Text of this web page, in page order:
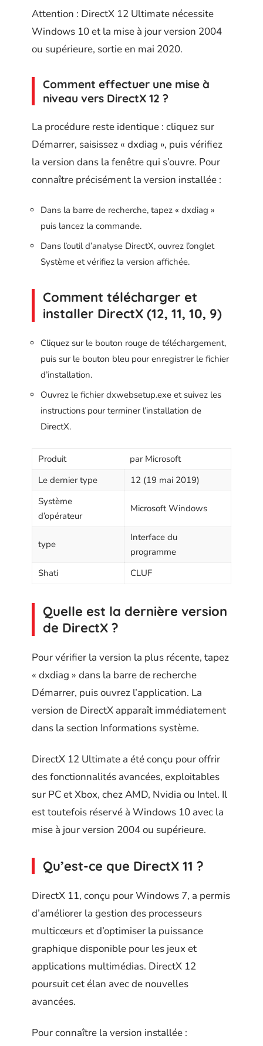
Attention : DirectX 12 Ultimate nécessite
Windows 10 et la mise à jour version 2004
ou supérieure, sortie en mai 2020.
Comment effectuer une mise à
niveau vers DirectX 12 ?
La procédure reste identique : cliquez sur
Démarrer, saisissez « dxdiag », puis vérifiez
la version dans la fenêtre qui s’ouvre. Pour
connaître précisément la version installée :
Dans la barre de recherche, tapez « dxdiag »
puis lancez la commande.
Dans l’outil d’analyse DirectX, ouvrez l’onglet
Système et vérifiez la version affichée.
Comment télécharger et
installer DirectX (12, 11, 10, 9)
Cliquez sur le bouton rouge de téléchargement,
puis sur le bouton bleu pour enregistrer le fichier
d’installation.
Ouvrez le fichier dxwebsetup.exe et suivez les
instructions pour terminer l’installation de
DirectX.
Produit
par Microsoft
Le dernier type
12 (19 mai 2019)
Système
d’opérateur
Microsoft Windows
type
Interface du
programme
Shati
CLUF
Quelle est la dernière version
de DirectX ?
Pour vérifier la version la plus récente, tapez
« dxdiag » dans la barre de recherche
Démarrer, puis ouvrez l’application. La
version de DirectX apparaît immédiatement
dans la section Informations système.
DirectX 12 Ultimate a été conçu pour offrir
des fonctionnalités avancées, exploitables
sur PC et Xbox, chez AMD, Nvidia ou Intel. Il
est toutefois réservé à Windows 10 avec la
mise à jour version 2004 ou supérieure.
Qu’est-ce que DirectX 11 ?
DirectX 11, conçu pour Windows 7, a permis
d’améliorer la gestion des processeurs
multicœurs et d’optimiser la puissance
graphique disponible pour les jeux et
applications multimédias. DirectX 12
poursuit cet élan avec de nouvelles
avancées.
Pour connaître la version installée :